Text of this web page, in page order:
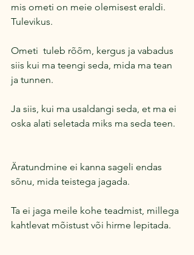
mis ometi on meie olemisest eraldi.
Tulevikus.
Ometi  tuleb rõõm, kergus ja vabadus
siis kui ma teengi seda, mida ma tean
ja tunnen.
Ja siis, kui ma usaldangi seda, et ma ei
oska alati seletada miks ma seda teen.
Äratundmine ei kanna sageli endas
sõnu, mida teistega jagada.
Ta ei jaga meile kohe teadmist, millega
kahtlevat mõistust või hirme lepitada.